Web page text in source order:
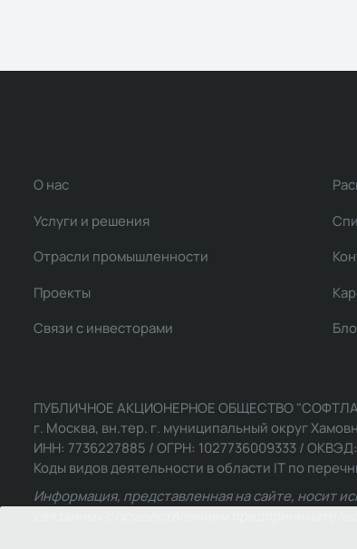
О нас
Услуги и решения
Отрасли промышленности
Проекты
Связи с инвесторами
ПУБЛИЧНОЕ АКЦИОНЕРНОЕ ОБЩЕСТВО
г. Москва, вн.тер. г. муниципальный округ
ИНН: 7736227885 / ОГРН: 1027736009333 /
Коды видов деятельности в области IT по
Информация, представленная на сайте, носит